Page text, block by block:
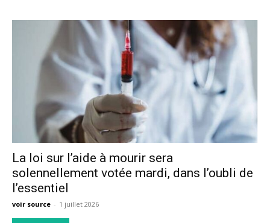
La loi sur l’aide à mourir sera
solennellement votée mardi, dans l’oubli de
l’essentiel
voir source - 1 juillet 2026